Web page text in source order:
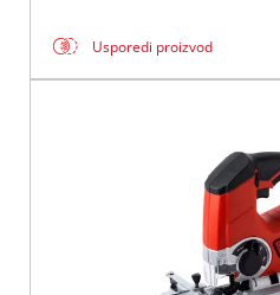
Usporedi proizvod